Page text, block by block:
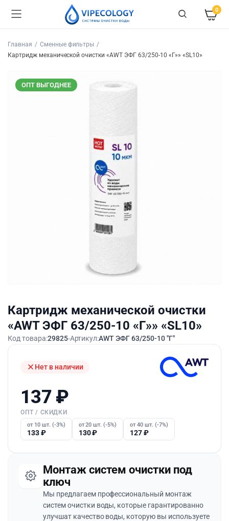
0
Главная
Сменные фильтры
Картридж механической очистки «AWT ЭФГ 63/250-10 «Г»» «SL10»
ОПТ ВЫГОДНЕЕ
Картридж механической очистки
«AWT ЭФГ 63/250-10 «Г»» «SL10»
Код товара:29825 Артикул:AWT ЭФГ 63/250-10 "Г"
Нет в наличии
137 ₽
ОПТ / СКИДКИ
от 10 шт. (-3%)
133₽
от 20 шт. (-5%)
130₽
от 40 шт. (-7%)
127₽
Монтаж систем очистки под
ключ
Мы предлагаем профессиональный монтаж
систем очистки воды, которые гарантированно
улучшат качество воды, которую вы используете